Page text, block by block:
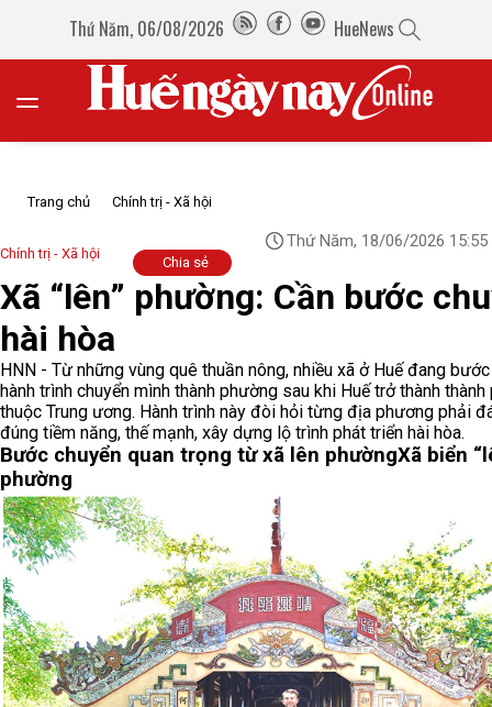
Thứ Năm, 06/08/2026 HueNews
Trang chủ Chính trị - Xã hội
Chính trị - Xã hội
Thứ Năm, 18/06/2026 15:55
Chia sẻ
Xã “lên” phường: Cần bước
hài hòa
HNN - Từ những vùng quê thuần nông, nhiều xã ở Huế đang
hành trình chuyển mình thành phường sau khi Huế trở thành
thuộc Trung ương. Hành trình này đòi hỏi từng địa phương phải
đúng tiềm năng, thế mạnh, xây dựng lộ trình phát triển hài hòa.
Bước chuyển quan trọng từ xã lên phườngXã biển
phường